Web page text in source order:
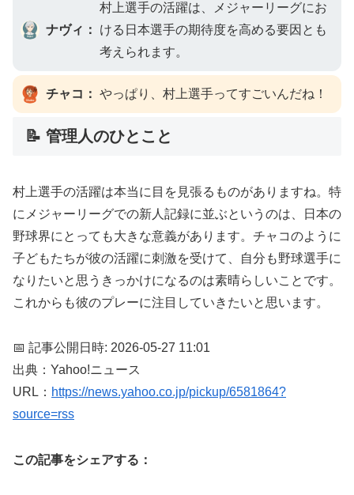
ナヴィ：
村上選手の活躍は、メジャーリーグにお
ける日本選手の期待度を高める要因とも
考えられます。
チャコ： やっぱり、村上選手ってすごいんだね！
📝 管理人のひとこと
村上選手の活躍は本当に目を見張るものがありますね。特
にメジャーリーグでの新人記録に並ぶというのは、日本の
野球界にとっても大きな意義があります。チャコのように
子どもたちが彼の活躍に刺激を受けて、自分も野球選手に
なりたいと思うきっかけになるのは素晴らしいことです。
これからも彼のプレーに注目していきたいと思います。
📅 記事公開日時: 2026-05-27 11:01
出典：Yahoo!ニュース
URL： https://news.yahoo.co.jp/pickup/6581864?
source=rss
この記事をシェアする：